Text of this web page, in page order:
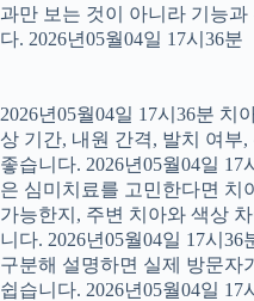
과만 보는 것이 아니라 기능
다. 2026년05월04일 17시36분
2026년05월04일 17시36분 치
상 기간, 내원 간격, 발치 여부
좋습니다. 2026년05월04일
은 심미치료를 고민한다면 치
가능한지, 주변 치아와 색상
니다. 2026년05월04일 17시
구분해 설명하면 실제 방문자
쉽습니다. 2026년05월04일 17